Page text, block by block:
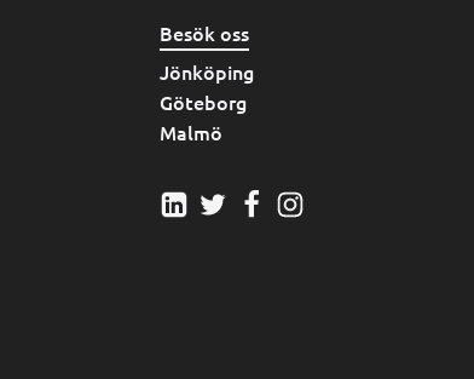
Besök oss
Jönköping
Göteborg
Malmö